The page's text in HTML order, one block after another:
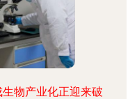
生物产业化正迎来破